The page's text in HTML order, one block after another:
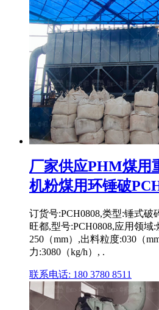
厂家供应PHM煤用
机粉煤用环锤破
订货号:PCH0808,类型:锤式破
旺都,型号:PCH0808,应用领
250（mm）,出料粒度:030（
力:3080（kg/h）, .
联系电话: 180 3780 8511